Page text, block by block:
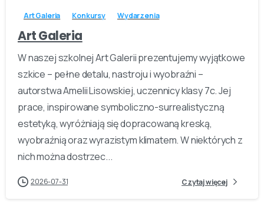
Art Galeria Konkursy Wydarzenia
Art Galeria
W naszej szkolnej Art Galerii prezentujemy wyjątkowe
szkice – pełne detalu, nastroju i wyobraźni –
autorstwa Amelii Lisowskiej, uczennicy klasy 7c. Jej
prace, inspirowane symboliczno-surrealistyczną
estetyką, wyróżniają się dopracowaną kreską,
wyobraźnią oraz wyrazistym klimatem. W niektórych z
nich można dostrzec...
2026-07-31 Czytaj więcej